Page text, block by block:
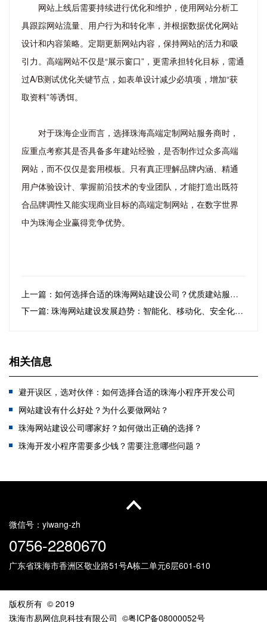
网站上线后需要持续进行优化和维护，使用网站分析工
具跟踪网站流量、用户行为和转化率，并根据数据优化网站
设计和内容策略。定期更新网站内容，保持网站的活力和吸
引力。高端网站不仅是“展示窗口”，更需承担转化目标，需通
过A/B测试优化关键节点，如表单设计减少必填项，增加“获
取资料”等诱饵。
对于珠海企业而言，选择珠海高端定制网站服务商时，
应重点考察其是否具备多年建站经验，是否制作过众多高端
网站，而不仅仅是套用模板。只有真正理解品牌内涵、精通
用户体验设计、掌握前沿技术的专业团队，才能打造出既符
合品牌调性又能实现商业目标的高端定制网站，在数字世界
中为珠海企业赢得竞争优势。
上一篇：如何选择合适的珠海网站建设公司？优质建站服务商选择指南
下一篇: 珠海网站建设发展趋势：智能化、移动化、安全化与国产化并进
相关信息
避开误区，选对伙伴：如何选择合适的珠海小程序开发公司
网站建设有什么好处？为什么要做网站？
珠海网站建设公司哪家好？如何做出正确的选择？
珠海开发小程序需要多少钱？需要注意哪些问题？
高端网站设计有哪些基本步骤？珠海网站设计哪家好？
互联网转型：做企业网站基本需要准备什么？
微信号： yiwang-zh
0756-2280670
广东省珠海市香洲区敬业路51号A栋二单元6层601-610
版权所有 © 2019
珠海市易网信息科技有限公司 ©粤ICP备08000052号